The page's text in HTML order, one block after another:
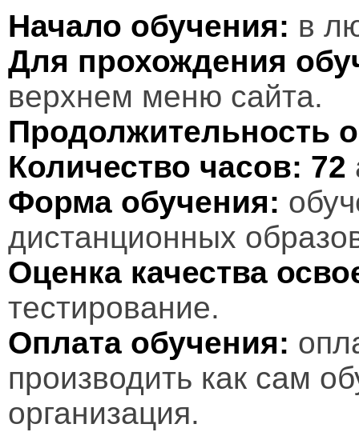
Начало обучения: в
Для прохождения
верхнем меню сайта.
Продолжительность
Количество часов: 72
Форма обучения:
дистанционных
Оценка качества
тестирование.
Оплата обучения:
производить как сам
организация.